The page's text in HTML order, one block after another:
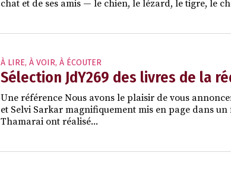
chat et de ses amis — le chien, le lézard, le tigre, le
À LIRE, À VOIR, À ÉCOUTER
Sélection JdY269 des livres de la
Une référence Nous avons le plaisir de vous
et Selvi Sarkar magnifiquement mis en page dans
Thamarai ont réalisé...